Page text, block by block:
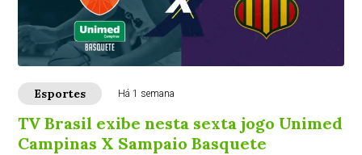
Esportes Há 1 semana
TV Brasil exibe nesta sexta jogo Unimed
Campinas X Sampaio Basquete